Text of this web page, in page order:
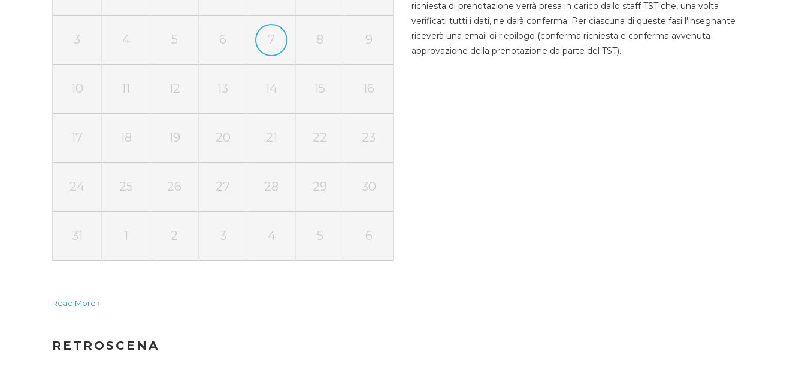
3 4 5 6 7 8 9
10 11 12 13 14 15 16
17 18 19 20 21 22 23
24 25 26 27 28 29 30
31 1 2 3 4 5 6
richiesta di prenotazione verrà presa in carico dallo staff TST che, una volta
verificati tutti i dati, ne darà conferma. Per ciascuna di queste fasi l'insegnante
riceverà una email di riepilogo (conferma richiesta e conferma avvenuta
approvazione della prenotazione da parte del TST).
Read More ›
RETROSCENA